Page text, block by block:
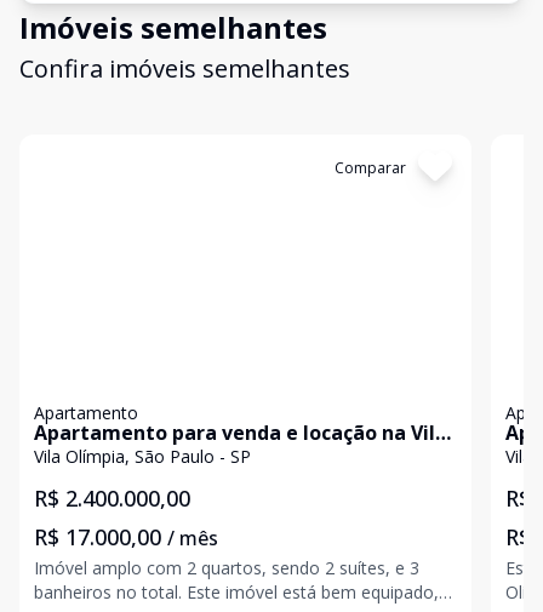
Imóveis semelhantes
Confira imóveis semelhantes
Comparar
Apartamento
Apartamento para venda e locação na Vila
Olímpia
Vila Olímpia, São Paulo - SP
R$ 2.400.000,00
R$ 17.000,00 / mês
Imóvel amplo com 2 quartos, sendo 2 suítes, e 3
banheiros no total. Este imóvel está bem equipado, é
Vila
R$
R$